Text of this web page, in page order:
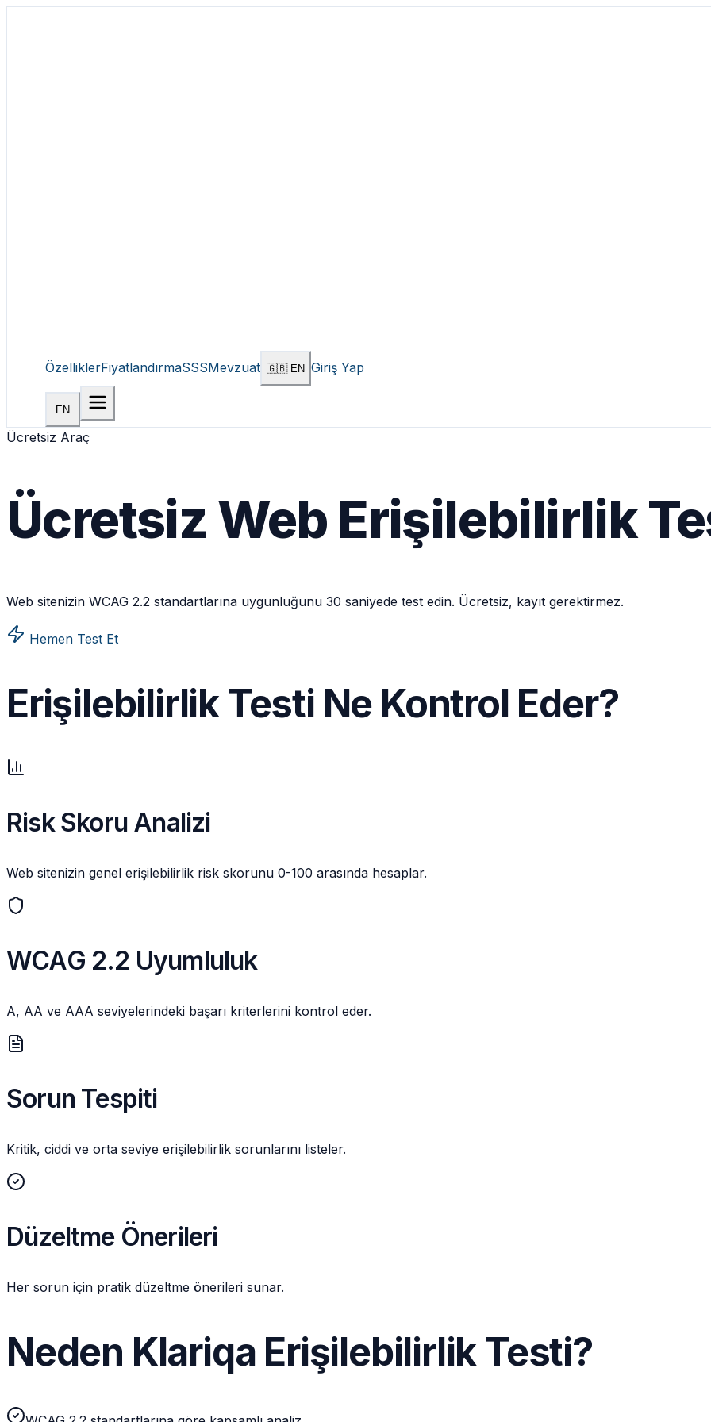
ÖzelliklerFiyatlandırmaSSSMevzuat 🇬🇧 EN Giriş Yap
EN
Ücretsiz Araç
Ücretsiz Web Erişilebilirlik
Web sitenizin WCAG 2.2 standartlarına uygunluğunu 30 saniyede test edin. Ücretsiz, kayıt gerektirmez.
Hemen Test Et
Erişilebilirlik Testi Ne Kontrol Eder?
Risk Skoru Analizi
Web sitenizin genel erişilebilirlik risk skorunu 0-100 arasında hesaplar.
WCAG 2.2 Uyumluluk
A, AA ve AAA seviyelerindeki başarı kriterlerini kontrol eder.
Sorun Tespiti
Kritik, ciddi ve orta seviye erişilebilirlik sorunlarını listeler.
Düzeltme Önerileri
Her sorun için pratik düzeltme önerileri sunar.
Neden Klariqa Erişilebilirlik Testi?